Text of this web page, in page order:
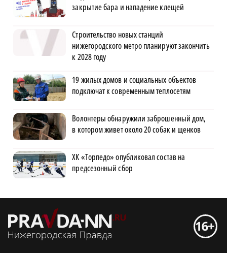
закрытие бара и нападение клещей
Строительство новых станций
нижегородского метро планируют закончить
к 2028 году
19 жилых домов и социальных объектов
подключат к современным теплосетям
Волонтеры обнаружили заброшенный дом,
в котором живет около 20 собак и щенков
ХК «Торпедо» опубликовал состав на
предсезонный сбор